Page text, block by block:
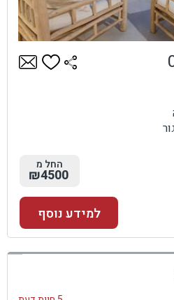
החל מ
₪4500
למידע נוסף